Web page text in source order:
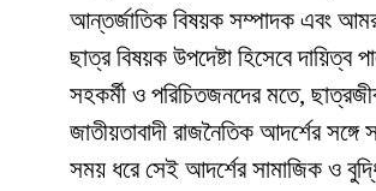
আন্তর্জাতিক বিষয়ক সম্পাদক এবং
ছাত্র বিষয়ক উপদেষ্টা হিসেবে দায়িত্ব
সহকর্মী ও পরিচিতজনদের মতে,
জাতীয়তাবাদী রাজনৈতিক আদর্শের সঙ্গে
সময় ধরে সেই আদর্শের সামাজিক ও